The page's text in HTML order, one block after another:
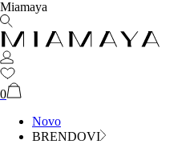
Miamaya
0
Novo
BRENDOVI